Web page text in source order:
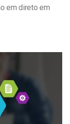
em direto em